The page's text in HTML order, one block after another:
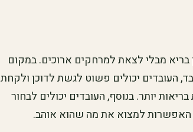
בריא מבלי לצאת למרחקים ארוכים. במקום
העובדים יכולים פשוט לגשת לדוכן ולקחת
יותר. בנוסף, העובדים יכולים לבחור
האפשרות למצוא את מה שהוא אוהב.